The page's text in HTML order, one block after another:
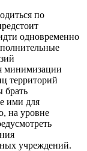
по
одновременно
минимизации
территорий
брать
ими для
на уровне
учреждений.